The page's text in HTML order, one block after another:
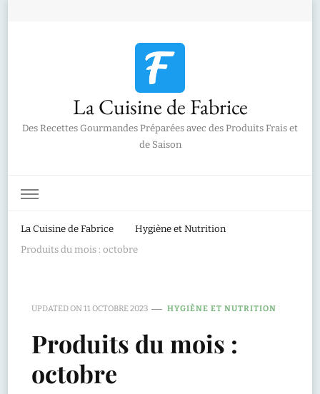
La Cuisine de Fabrice
Des Recettes Gourmandes Préparées avec des Produits Frais et
de Saison
La Cuisine de Fabrice
Hygiène et Nutrition
Produits du mois : octobre
UPDATED ON11 OCTOBRE 2023 HYGIÈNE ET NUTRITION
Produits du mois :
octobre